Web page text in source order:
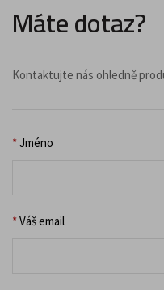
Máte dotaz?
Kontaktujte nás ohledně
*Jméno
*Váš email